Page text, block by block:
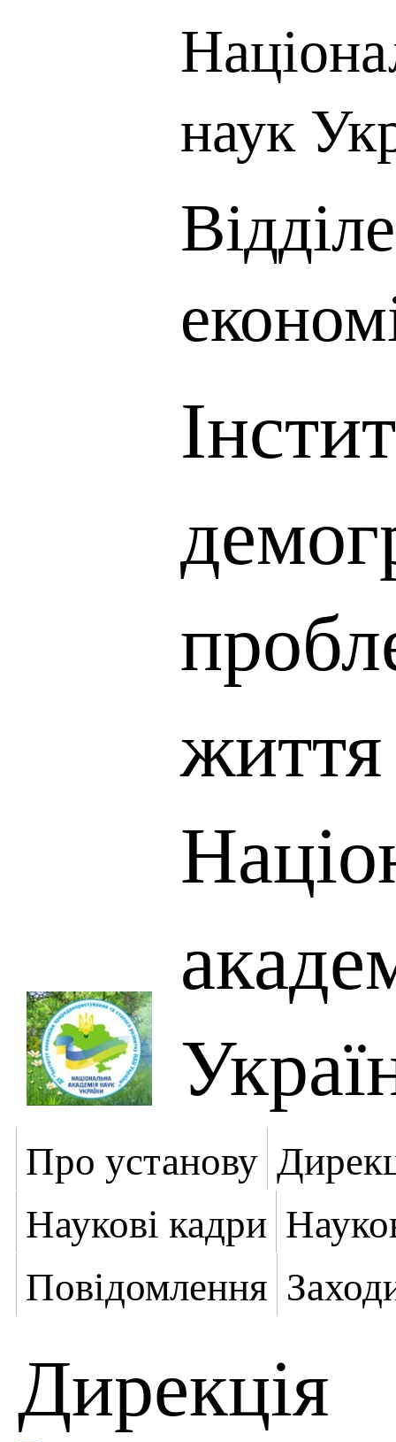
наук
життя
Про установу
Наукові кадри
Повідомлення
Дирекція